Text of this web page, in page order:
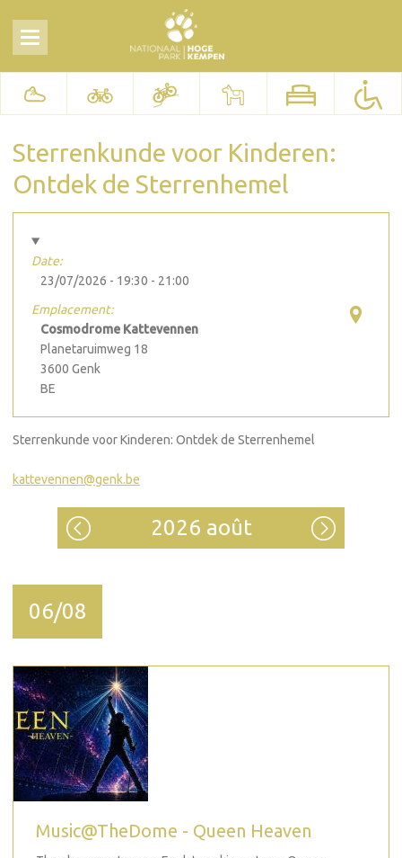
Sterrenkunde voor Kinderen:
Ontdek de Sterrenhemel
Date:
23/07/2026 - 19:30 - 21:00
Emplacement:
Cosmodrome Kattevennen
Planetaruimweg 18
3600 Genk
BE
Sterrenkunde voor Kinderen: Ontdek de Sterrenhemel
kattevennen@genk.be
2026 août
06/08
Music@TheDome - Queen Heaven